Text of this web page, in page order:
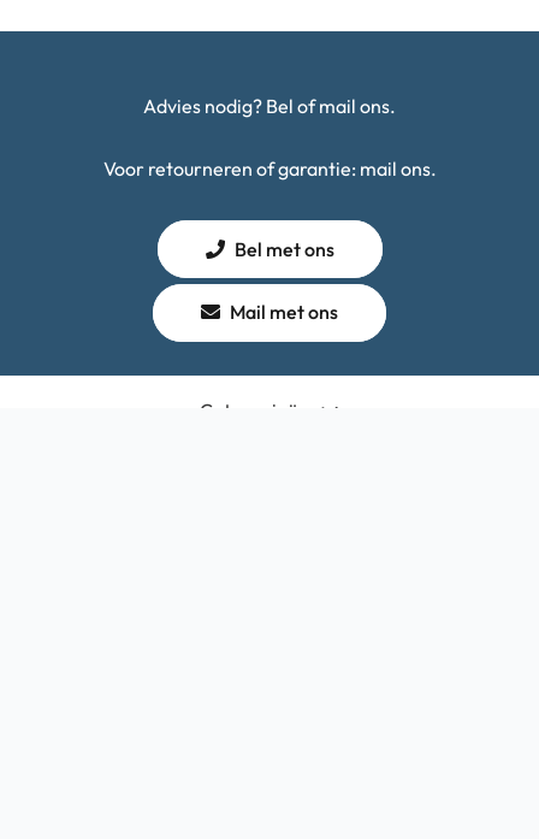
Advies nodig? Bel of mail ons.
Voor retourneren of garantie: mail ons.
Bel met ons
Mail met ons
Categorieën